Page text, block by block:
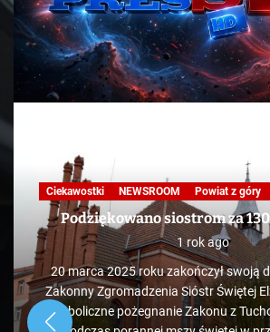
Ciekawostki NEWSROOM Powiat z góry
Podziękowano siostrom za
1 rok ago
20 marca 2025 roku zakończył swoją
Zakonny Zgromadzenia Sióstr Świętej
Symboliczne pożegnanie Zakonu z